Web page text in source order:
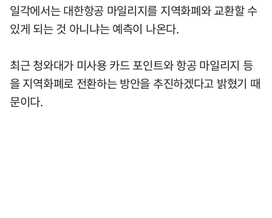
일각에서는 대한항공 마일리지를 지역화폐와 교환할 수
있게 되는 것 아니냐는 예측이 나온다.
최근 청와대가 미사용 카드 포인트와 항공 마일리지 등
을 지역화폐로 전환하는 방안을 추진하겠다고 밝혔기 때
문이다.